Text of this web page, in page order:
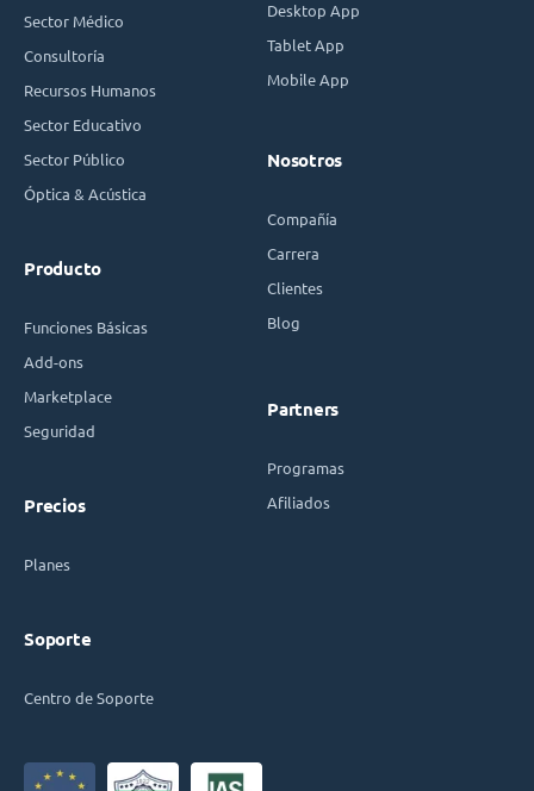
Sector Médico
Consultoría
Recursos Humanos
Sector Educativo
Sector Público
Óptica & Acústica
Producto
Funciones Básicas
Add-ons
Marketplace
Seguridad
Precios
Planes
Soporte
Centro de Soporte
Desktop App
Tablet App
Mobile App
Nosotros
Compañía
Carrera
Clientes
Blog
Partners
Programas
Afiliados